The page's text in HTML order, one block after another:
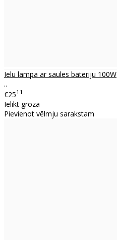
Ielu lampa ar saules bateriju 100W
..
€2511
Ielikt grozā
Pievienot vēlmju sarakstam